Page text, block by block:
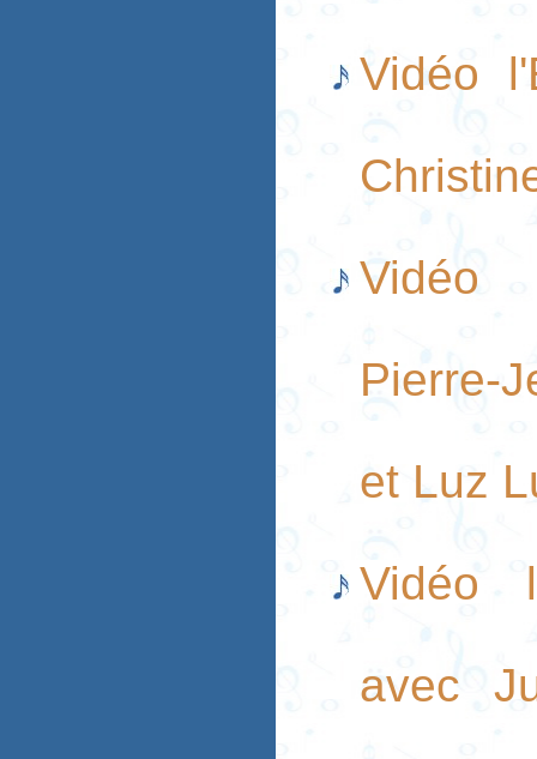
Vidéo
Vidéo
Pierre-
et Luz
Vidéo
avec